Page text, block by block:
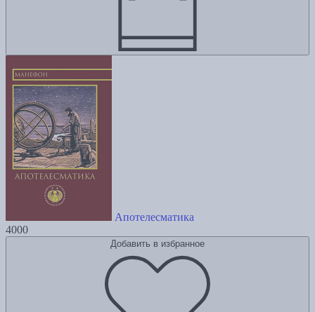
Апотелесматика
4000
Добавить в избранное